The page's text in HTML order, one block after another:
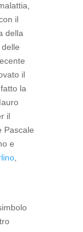
il
della
il
la
il
Pascale
e
,